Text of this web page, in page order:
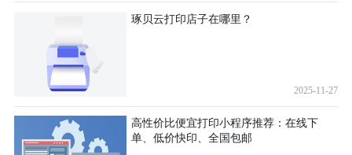
琢贝云打印店子在哪里？
2025-11-27
高性价比便宜打印小程序推荐：在线下
单、低价快印、全国包邮